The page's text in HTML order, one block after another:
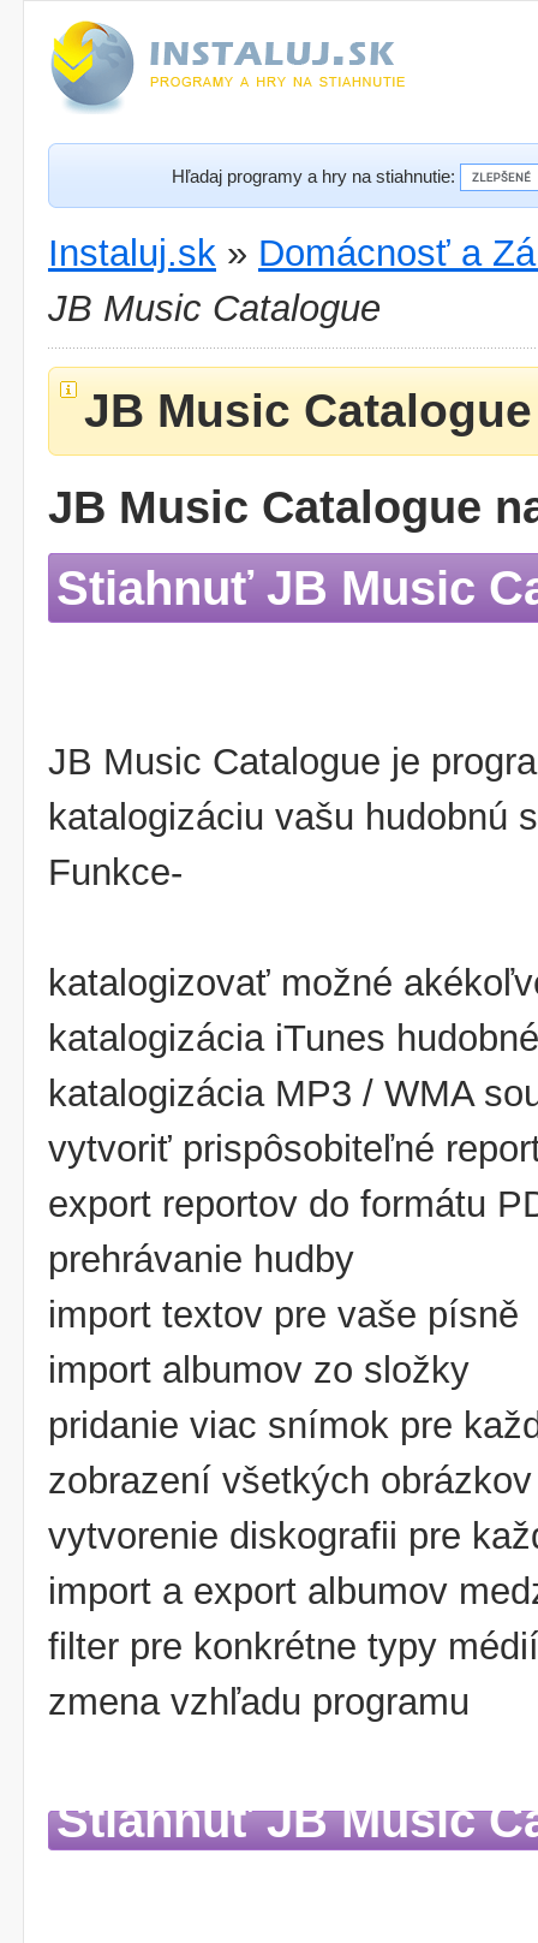
Hľadaj programy a hry na stiahnutie:
Instaluj.sk » Domácnosť a
JB Music Catalogue
JB Music Catalogue
JB Music Catalogue
Stiahnuť JB Music
JB Music Catalogue je
katalogizáciu vašu hudobnú
Funkce-
katalogizovať možné
katalogizácia iTunes
katalogizácia MP3 / WMA
vytvoriť prispôsobiteľné
export reportov do formátu
prehrávanie hudby
import textov pre vaše písně
import albumov zo složky
pridanie viac snímok pre
zobrazení všetkých
vytvorenie diskografii pre
import a export albumov
filter pre konkrétne typy médií
zmena vzhľadu programu
Stiahnuť JB Music